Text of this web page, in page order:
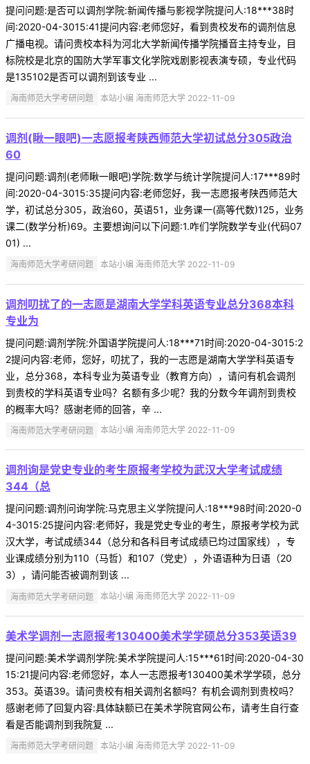
提问问题:是否可以调剂学院:新闻传播与影视学院提问人:18***38时
间:2020-04-3015:41提问内容:老师您好，看到贵校发布的调剂信息
广播电视。请问贵校本科为河北大学新闻传播学院播音主持专业，目
标院校是北京的国防大学军事文化学院戏剧影视表演专硕，专业代码
是135102是否可以调剂到该专业 ...
海南师范大学考研问题 本站小编 海南师范大学 2022-11-09
调剂(瞅一眼吧)一志愿报考陕西师范大学初试总分305政治
60
提问问题:调剂(老师瞅一眼吧)学院:数学与统计学院提问人:17***89时
间:2020-04-3015:35提问内容:老师您好，我一志愿报考陕西师范大
学，初试总分305，政治60，英语51，业务课一(高等代数)125，业务
课二(数学分析)69。主要想询问以下问题:1.咋们学院数学专业(代码07
01) ...
海南师范大学考研问题 本站小编 海南师范大学 2022-11-09
调剂叨扰了的一志愿是湖南大学学科英语专业总分368本科
专业为
提问问题:调剂学院:外国语学院提问人:18***71时间:2020-04-3015:2
2提问内容:老师，您好，叨扰了，我的一志愿是湖南大学学科英语专
业，总分368，本科专业为英语专业（教育方向），请问有机会调剂
到贵校的学科英语专业吗？名额有多少呢？我的分数今年调剂到贵校
的概率大吗？感谢老师的回答，辛 ...
海南师范大学考研问题 本站小编 海南师范大学 2022-11-09
调剂询是党史专业的考生原报考学校为武汉大学考试成绩
344（总
提问问题:调剂问询学院:马克思主义学院提问人:18***98时间:2020-0
4-3015:25提问内容:老师好，我是党史专业的考生，原报考学校为武
汉大学，考试成绩344（总分和各科目考试成绩已均过国家线），专
业课成绩分别为110（马哲）和107（党史），外语语种为日语（20
3），请问能否被调剂到该 ...
海南师范大学考研问题 本站小编 海南师范大学 2022-11-09
美术学调剂一志愿报考130400美术学学硕总分353英语39
提问问题:美术学调剂学院:美术学院提问人:15***61时间:2020-04-30
15:21提问内容:老师您好，本人一志愿报考130400美术学学硕，总分
353。英语39。请问贵校有相关调剂名额吗？有机会调剂到贵校吗？
感谢老师了回复内容:具体缺额已在美术学院官网公布，请考生自行查
看是否能调剂到我院复 ...
海南师范大学考研问题 本站小编 海南师范大学 2022-11-09